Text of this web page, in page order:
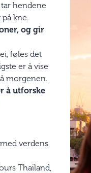
hendene
kne.
og gir
føles det
er å vise
morgenen.
å utforske
verdens
Thailand,